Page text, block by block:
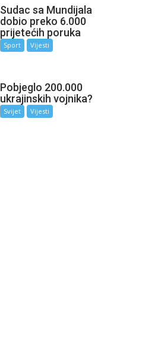
Sudac sa Mundijala
dobio preko 6.000
prijetećih poruka
Sport Vijesti
Pobjeglo 200.000
ukrajinskih vojnika?
Svijet Vijesti